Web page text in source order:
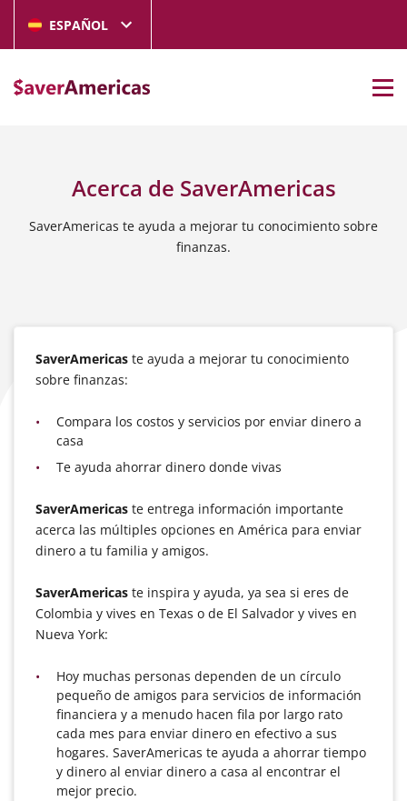
ESPAÑOL
Acerca de SaverAmericas
SaverAmericas te ayuda a mejorar tu conocimiento sobre
finanzas.
SaverAmericas te ayuda a mejorar tu conocimiento
sobre finanzas:
Compara los costos y servicios por enviar dinero a
casa
Te ayuda ahorrar dinero donde vivas
SaverAmericas te entrega información importante
acerca las múltiples opciones en América para enviar
dinero a tu familia y amigos.
SaverAmericas te inspira y ayuda, ya sea si eres de
Colombia y vives en Texas o de El Salvador y vives en
Nueva York:
Hoy muchas personas dependen de un círculo
pequeño de amigos para servicios de información
financiera y a menudo hacen fila por largo rato
cada mes para enviar dinero en efectivo a sus
hogares. SaverAmericas te ayuda a ahorrar tiempo
y dinero al enviar dinero a casa al encontrar el
mejor precio.